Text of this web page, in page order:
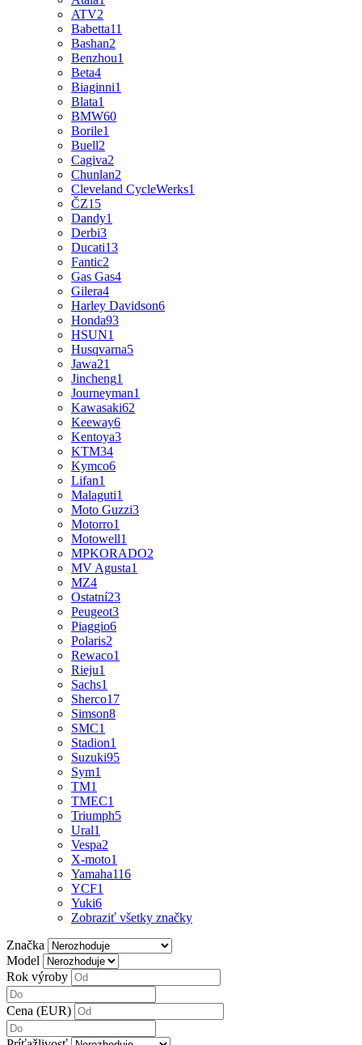
ATV2
Babetta11
Bashan2
Benzhou1
Beta4
Biaginni1
Blata1
BMW60
Borile1
Buell2
Cagiva2
Chunlan2
Cleveland CycleWerks1
ČZ15
Dandy1
Derbi3
Ducati13
Fantic2
Gas Gas4
Gilera4
Harley Davidson6
Honda93
HSUN1
Husqvarna5
Jawa21
Jincheng1
Journeyman1
Kawasaki62
Keeway6
Kentoya3
KTM34
Kymco6
Lifan1
Malaguti1
Moto Guzzi3
Motorro1
Motowell1
MPKORADO2
MV Agusta1
MZ4
Ostatní23
Peugeot3
Piaggio6
Polaris2
Rewaco1
Rieju1
Sachs1
Sherco17
Simson8
SMC1
Stadion1
Suzuki95
Sym1
TM1
TMEC1
Triumph5
Ural1
Vespa2
X-moto1
Yamaha116
YCF1
Yuki6
Zobraziť všetky značky
Značka
Model
Rok výroby
Cena (EUR)